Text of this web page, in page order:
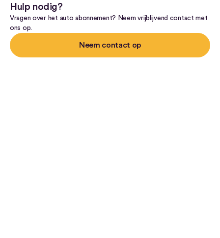
Hulp nodig?
Vragen over het auto abonnement? Neem vrijblijvend contact met
ons op.
Neem contact op